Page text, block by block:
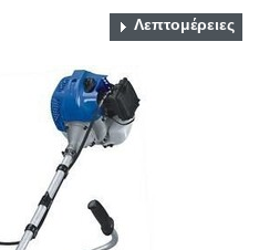
Λεπτομέρειες